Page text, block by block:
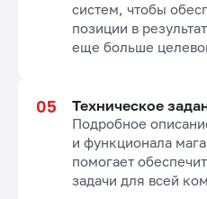
систем, чтобы
позиции в
еще больше
Техническое
Подробное
и функционала
помогает
задачи для всей